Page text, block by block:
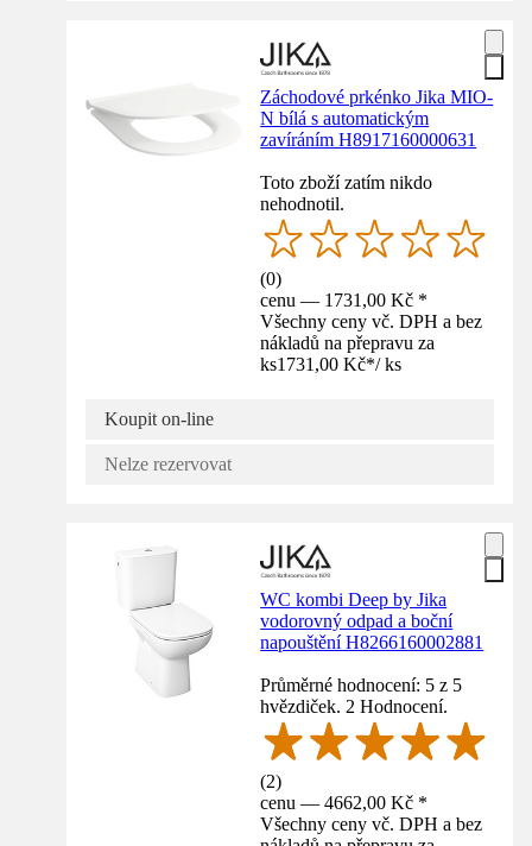
Záchodové prkénko Jika MIO-
N bílá s automatickým
zavíráním H8917160000631
Toto zboží zatím nikdo
nehodnotil.
(0)
cenu — 1731,00 Kč *
Všechny ceny vč. DPH a bez
nákladů na přepravu za
ks1731,00 Kč*/ ks
Koupit on-line
Nelze rezervovat
WC kombi Deep by Jika
vodorovný odpad a boční
napouštění H8266160002881
Průměrné hodnocení: 5 z 5
hvězdiček. 2 Hodnocení.
(2)
cenu — 4662,00 Kč *
Všechny ceny vč. DPH a bez